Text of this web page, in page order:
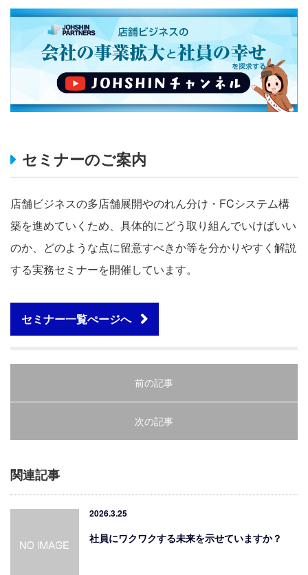
セミナーのご案内
店舗ビジネスの多店舗展開やのれん分け・FCシステム構
築を進めていくため、具体的にどう取り組んでいけばいい
のか、どのような点に留意すべきか等を分かりやすく解説
する実務セミナーを開催しています。
セミナー一覧ぺージへ
前の記事
次の記事
関連記事
2026.3.25
社員にワクワクする未来を示せていますか？